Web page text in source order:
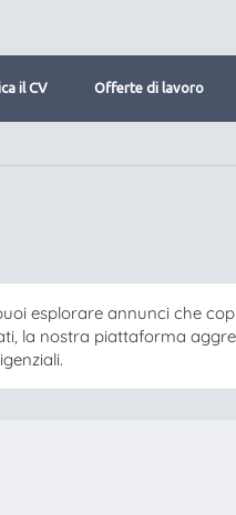
il CV Offerte di lavoro
esplorare annunci che
la nostra piattaforma